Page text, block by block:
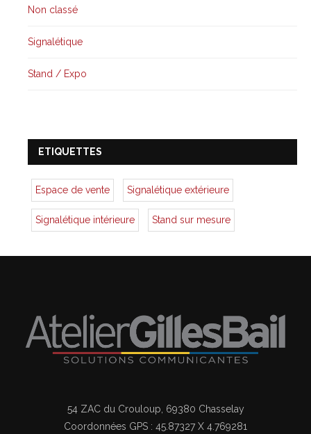
Non classé
Signalétique
Stand / Expo
ETIQUETTES
Espace de vente Signalétique extérieure
Signalétique intérieure Stand sur mesure
54 ZAC du Crouloup, 69380 Chasselay
Coordonnées GPS : 45.87327 X 4.769281